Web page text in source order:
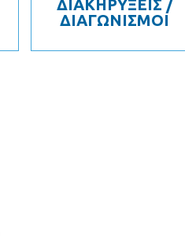
ΔΙΑΚΗΡΥΞΕΙΣ /
ΔΙΑΓΩΝΙΣΜΟΙ